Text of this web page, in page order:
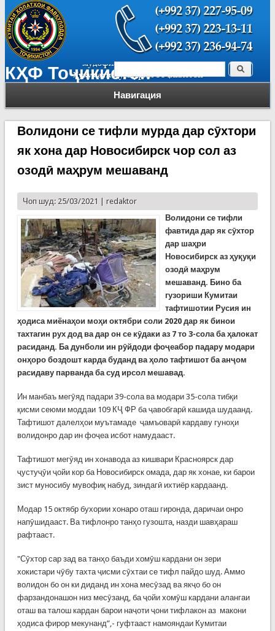
КҲФ Тоҷикистон
Навигация
Форма поиска Поиск
Волидони се тифли мурда дар сӯхтори
як хона дар Новосибирск чор сол аз
озодӣ маҳрум мешаванд
Чоп шуд: 25/03/2021 | redaktor
Волидони се тифли
фавтида дар як сӯхтор
дар шаҳри
Новосибирск аз ҳуқуқи
озодӣ маҳрум
мешаванд. Бино ба
гузориши Кумитаи
тафтишотии Русия ин
ҳодиса миёнаҳои моҳи октябри соли 2020 дар як бинои
тахтагин рух дод ва дар он се кӯдаки аз 7 то 3-сола ба ҳалокат
расиданд. Ба дунболи ин рӯйдоди фоҷеабор падару модари
онҳоро боздошт карда буданд ва ҳоло тафтишот ба анҷом
расидаву парванда ба суд ирсол мешавад.
Ин манбаъ мегӯяд падари 39-сола ва модари 35-сола тибқи
қисми сеюми моддаи 109 КҶ ФР ба ҷавобгарӣ кашида шудаанд.
Тафтишот далелҳои муътамаде ҷамъоварӣ кардаву гуноҳи
волидонро дар ин фоҷеа исбот намудааст.
Тафтишот мегӯяд ин хонавода аз кишвари Красноярск дар
ҷустуҷӯи ҷойи кор ба Новосибирск омада, дар як хонае, ки барои
зист муносибу мувофиқ набуд, зиндагӣ ихтиёр кардаанд.
Модар 15 октябр бухории хонаро оташ гиронда, даричаи онро
напӯшидааст. Ва тифлонро танҳо гузошта, назди шавҳараш
рафтааст.
"Сӯхтор сар зад ва танҳо баъди хомӯш кардани он зери
хокистари чӯбу тахта ҷисми сӯхтаи се тифл пайдо шуд. Аммо
волидон бо он ки диданд ин хона месӯзад ва якҷо бо он
фарзандонашон низ месӯзанд, ба ҷойи хомӯш кардани алангаи
оташ ва талош кардан барои наҷоти ҷони тифлакон аз макони
ҳодиса фирор мекунанд”,- гуфтааст намояндаи Кумитаи